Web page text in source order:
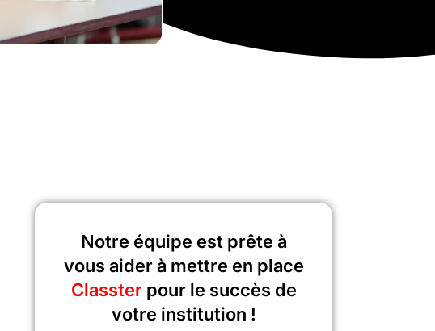
Notre équipe est prête à
vous aider à mettre en place
Classter pour le succès de
votre institution !